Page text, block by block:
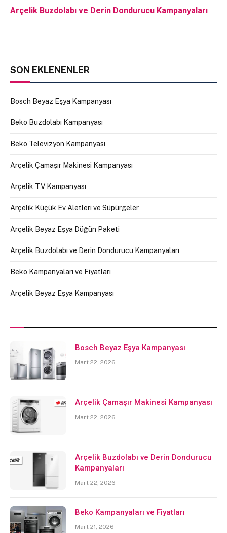
Arçelik Buzdolabı ve Derin Dondurucu Kampanyaları
SON EKLENENLER
Bosch Beyaz Eşya Kampanyası
Beko Buzdolabı Kampanyası
Beko Televizyon Kampanyası
Arçelik Çamaşır Makinesi Kampanyası
Arçelik TV Kampanyası
Arçelik Küçük Ev Aletleri ve Süpürgeler
Arçelik Beyaz Eşya Düğün Paketi
Arçelik Buzdolabı ve Derin Dondurucu Kampanyaları
Beko Kampanyaları ve Fiyatları
Arçelik Beyaz Eşya Kampanyası
Bosch Beyaz Eşya Kampanyası
Mart 22, 2026
Arçelik Çamaşır Makinesi Kampanyası
Mart 22, 2026
Arçelik Buzdolabı ve Derin Dondurucu
Kampanyaları
Mart 22, 2026
Beko Kampanyaları ve Fiyatları
Mart 21, 2026